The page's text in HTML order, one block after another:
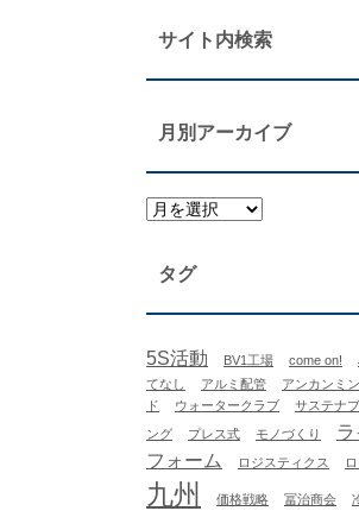
サイト内検索
月別アーカイブ
タグ
5S活動 BV1工場 come on!
てなし
アルミ配管 アンカンミ
ド
ウォータークラブ サステナ
ング
プレス式 モノづくり
フォーム
ロジスティクス
九州 価格戦略 冨治商会